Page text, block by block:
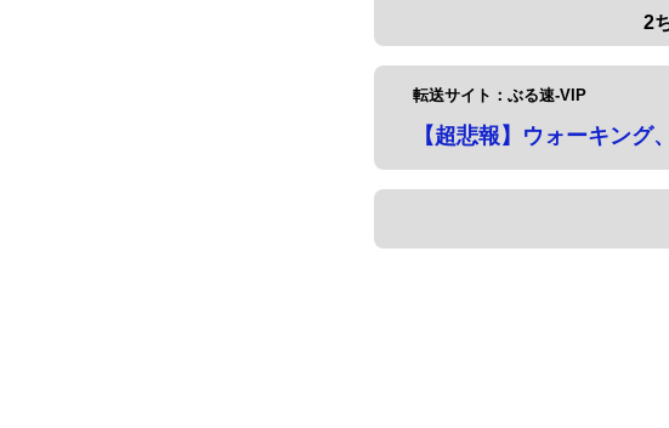
2
転送サイト：ぶる速-VIP
【超悲報】ウォーキング